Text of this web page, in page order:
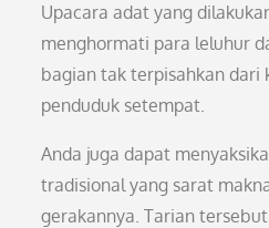
Upacara adat yang
menghormati para leluhur
bagian tak terpisahkan dari
penduduk setempat.
Anda juga dapat
tradisional yang sarat
gerakannya. Tarian